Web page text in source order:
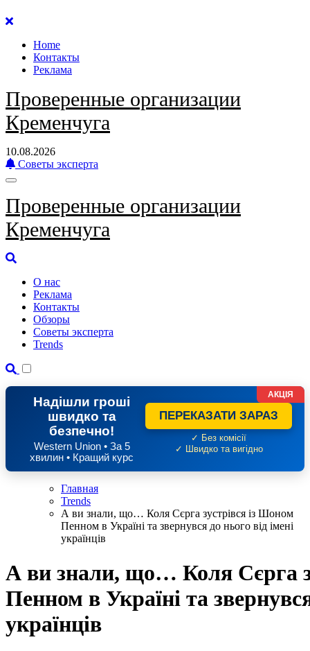
Перейти
содержанию
Home
Контакты
Реклама
Проверенные организации
Кременчуга
10.08.2026
Советы эксперта
Проверенные организации
Кременчуга
О нас
Реклама
Контакты
Обзоры
Советы эксперта
Trends
Надішли гроші
швидко та
безпечно!
Western Union • За 5
хвилин • Кращий курс
ПЕРЕКАЗАТИ ЗАРАЗ
✓ Без комісії
✓ Швидко та вигідно
АКЦІЯ
Главная
Trends
А ви знали, що… Коля Сєрга зустрівся із Шоном
Пенном в Україні та звернувся до нього від імені
українців
А ви знали, що… Коля Сєрга
Пенном в Україні та
українців